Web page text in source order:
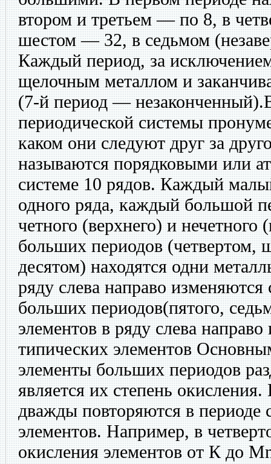
втором и третьем — по 8, в
шестом — 32, в седьмом
Каждый период, за
щелочным металлом и
(7-й период —
периодической системы
каком они следуют друг за
называются порядковыми или
системе 10 рядов. Каждый
одного ряда, каждый большой
четного (верхнего) и
больших периодов (четвертом,
десятом) находятся одни
ряду слева направо
больших периодов(пятого,
элементов в ряду слева
типических элементов
элементы больших периодов
является их степень
дважды повторяются в периоде
элементов. Например, в
окисления элементов от К до